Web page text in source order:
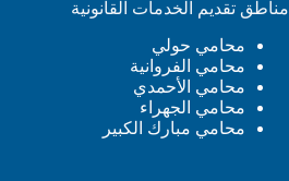
مناطق تقديم الخدمات القانونية
محامي حولي
محامي الفروانية
محامي الأحمدي
محامي الجهراء
محامي مبارك الكبير